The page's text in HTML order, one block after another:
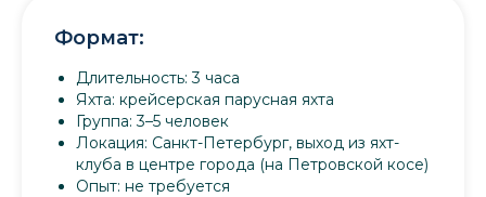
Формат:
Длительность: 3 часа
Яхта: крейсерская парусная яхта
Группа: 3–5 человек
Локация: Санкт-Петербург, выход из яхт-
клуба в центре города (на Петровской косе)
Опыт: не требуется